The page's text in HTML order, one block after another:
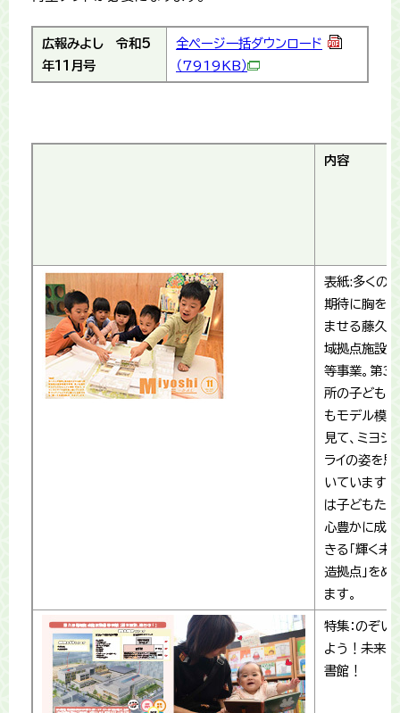
広報みよし 令和5
年11月号
全ページ一括ダウンロード
（7919KB）
内容
表紙:多くの
期待に胸を
ませる藤久
域拠点施設
等事業。第3
所の子ども
もモデル模
見て、ミヨシ
ライの姿を思
いています。
は子どもた
心豊かに成
きる「輝く未
造拠点」をめ
ます。
特集：のぞい
よう！未来
書館！